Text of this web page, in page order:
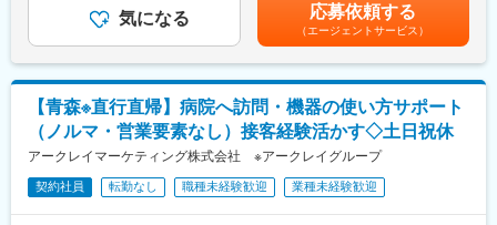
変更の範囲：会社の定める業務
◎全自動散薬分包機、全自動分包機、水剤分注機やピッキング監
査システム等、調剤・監査に関わる最新の機器を導入することに
に対する考えや処方意図などに触れることができ、薬剤師として
のスキルアップにつながります。
◎スタッフ同士の仲が良くアットホームな環境で、納涼会、忘年
会、新年会等行事を多数企画している薬局です。
◎認定薬剤師資格手当・24時間電話対応手当は、勤務開始時から
取得申告があれば開始時から加算算定いたします。
気になる 応募依頼する
（エージェントサービス）
【青森※直行直帰】病院へ訪問・機器の使い方サポート
（ノルマ・営業要素なし）接客経験活かす◇土日祝休
アークレイマーケティング株式会社 ※アークレイグループ
契約社員 転勤なし 職種未経験歓迎 業種未経験歓迎